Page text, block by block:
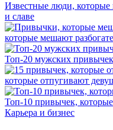
Известные люди,
и славе
которые мешают
Топ-20 мужских
которые отпугивают
Топ-10 привычек,
Карьера и бизнес